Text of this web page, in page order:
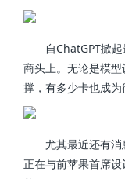
自ChatGPT掀起
商头上。无论是模
撑，有多少卡也成为
尤其最近还有消
正在与前苹果首席